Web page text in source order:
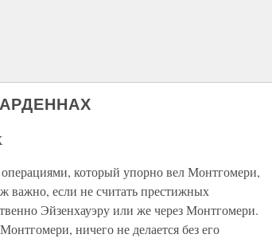
который упорно вел Монтгомери,
важно, если не считать престижных
Эйзенхауэру или же через Монтгомери.
ничего не делается без его